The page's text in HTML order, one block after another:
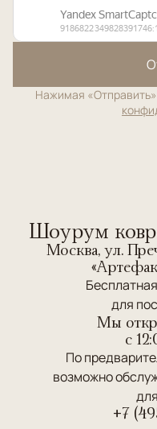
Нажимая
Шоурум
Москва, ул.
для
Мы
c
По
возможно
+7